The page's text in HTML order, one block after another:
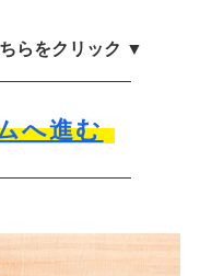
らをクリック ▼
へ進む